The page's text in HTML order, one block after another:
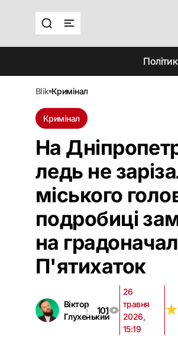
blik кримінал
Кримінал
На
ледь не
міського
подробиці
на
П'ятихаток
Віктор
Глухенький
101
26
травня
2026,
15:19
★
★